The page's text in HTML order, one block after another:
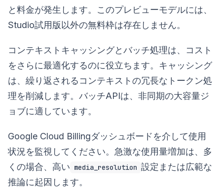
と料金が発生します。このプレビューモデルには、
Studio試用版以外の無料枠は存在しません。
コンテキストキャッシングとバッチ処理は、コスト
をさらに最適化するのに役立ちます。キャッシング
は、繰り返されるコンテキストの冗長なトークン処
理を削減します。バッチAPIは、非同期の大容量ジ
ョブに適しています。
Google Cloud Billingダッシュボードを介して使用
状況を監視してください。急激な使用量増加は、多
くの場合、高い media_resolution 設定または広範な
推論に起因します。